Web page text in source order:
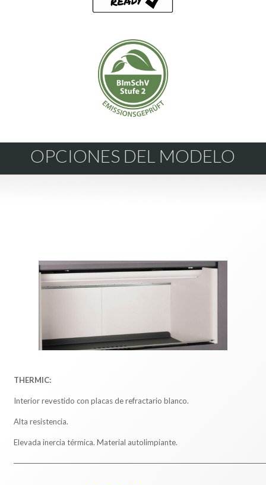
OPCIONES DEL MODELO
THERMIC:
Interior revestido con placas de refractario blanco.
Alta resistencia.
Elevada inercia térmica. Material autolimpiante.